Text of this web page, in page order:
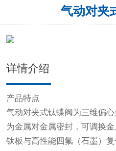
气动对夹
详情介绍
产品特点
气动对夹式钛蝶阀为三维偏
为金属对金属密封，可调换金
钛板与高性能四氟（石墨）复